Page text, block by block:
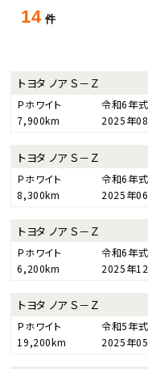
14 件
トヨタ ノア Ｓ－Ｚ
Ｐホワイト 令和6年式
7,900km
2025年
トヨタ ノア Ｓ－Ｚ
Ｐホワイト 令和6年式
8,300km
2025年
トヨタ ノア Ｓ－Ｚ
Ｐホワイト 令和6年式
6,200km
2025年
トヨタ ノア Ｓ－Ｚ
Ｐホワイト 令和5年式
19,200km
2025年